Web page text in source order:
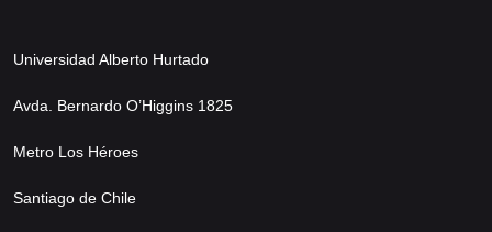
Universidad Alberto Hurtado
Avda. Bernardo O’Higgins 1825
Metro Los Héroes
Santiago de Chile